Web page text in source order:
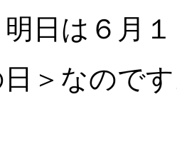
日は６月
日＞なので